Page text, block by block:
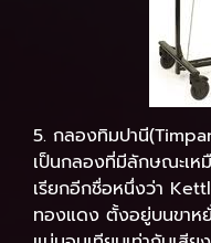
5. กลองทิมปานี
เป็นกลองที่มีลักษณะเห
เรียกอีกชื่อหนึ่งว่า
ทองแดง ตั้งอยู่บนขาห